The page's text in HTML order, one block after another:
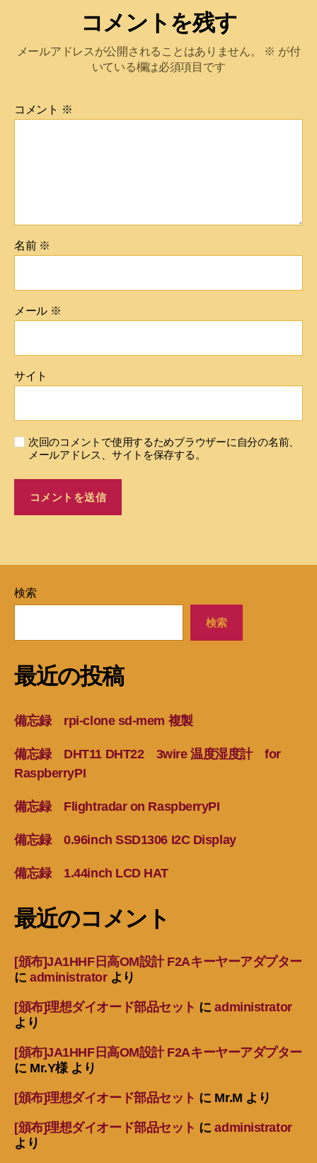
コメントを残す
メールアドレスが公開されることはありません。 ※ が付
いている欄は必須項目です
コメント ※
名前 ※
メール ※
サイト
次回のコメントで使用するためブラウザーに自分の名前、
メールアドレス、サイトを保存する。
検索
検索
最近の投稿
備忘録 rpi-clone sd-mem 複製
備忘録 DHT11 DHT22 3wire 温度湿度計 for
RaspberryPI
備忘録 Flightradar on RaspberryPI
備忘録 0.96inch SSD1306 I2C Display
備忘録 1.44inch LCD HAT
最近のコメント
[頒布]JA1HHF日高OM設計 F2Aキーヤーアダプター
にadministratorより
[頒布]理想ダイオード部品セット にadministrator
より
[頒布]JA1HHF日高OM設計 F2Aキーヤーアダプター
に Mr.Y様より
[頒布]理想ダイオード部品セット に Mr.M より
[頒布]理想ダイオード部品セット にadministrator
より